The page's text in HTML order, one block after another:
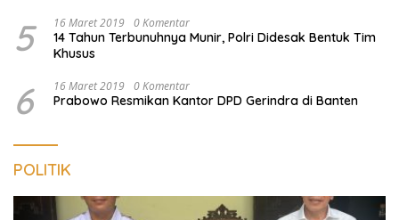
5 16 Maret 2019 0 Komentar
14 Tahun Terbunuhnya Munir, Polri Didesak Bentuk Tim
Khusus
6 16 Maret 2019 0 Komentar
Prabowo Resmikan Kantor DPD Gerindra di Banten
POLITIK